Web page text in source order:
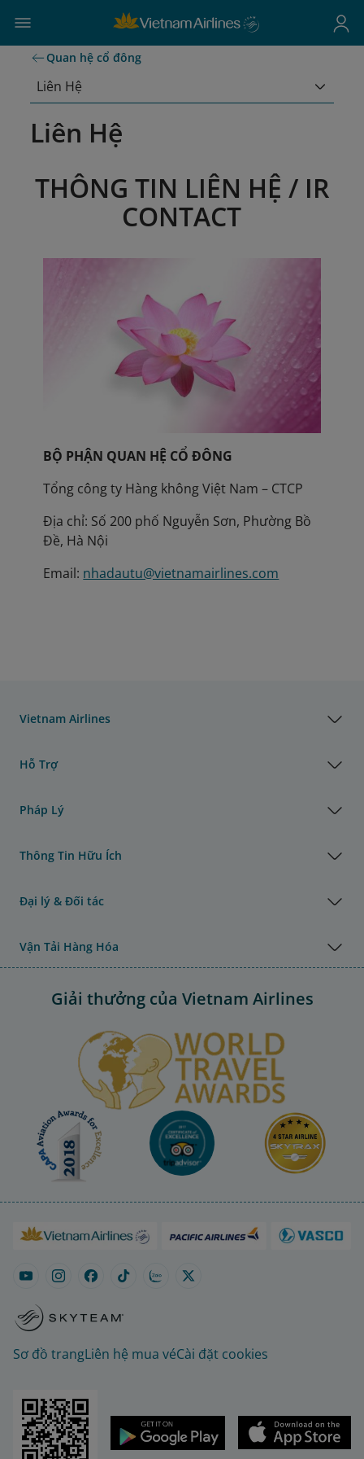
Quan hệ cổ đông
Liên Hệ
Liên Hệ
THÔNG TIN LIÊN HỆ / IR
CONTACT
BỘ PHẬN QUAN HỆ CỔ ĐÔNG
Tổng công ty Hàng không Việt Nam – CTCP
Địa chỉ: Số 200 phố Nguyễn Sơn, Phường Bồ
Đề, Hà Nội
Email: nhadautu@vietnamairlines.com
Vietnam Airlines
Hỗ Trợ
Pháp Lý
Thông Tin Hữu Ích
Đại lý & Đối tác
Vận Tải Hàng Hóa
Giải thưởng của Vietnam Airlines
Sơ đồ trangLiên hệ mua véCài đặt cookies